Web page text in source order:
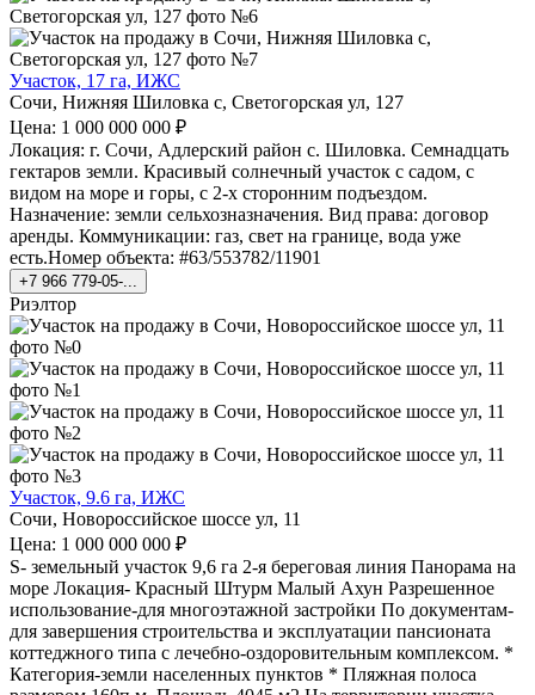
Участок, 17 га, ИЖС
Сочи, Нижняя Шиловка с, Светогорская ул, 127
Цена: 1 000 000 000 ₽
Локация: г. Сочи, Адлерский район с. Шиловка. Семнадцать
гектаров земли. Красивый солнечный участок с садом, с
видом на море и горы, с 2-х сторонним подъездом.
Назначение: земли сельхозназначения. Вид права: договор
аренды. Коммуникации: газ, свет на границе, вода уже
есть.Номер объекта: #63/553782/11901
+7 966 779-05-...
Риэлтор
Участок, 9.6 га, ИЖС
Сочи, Новороссийское шоссе ул, 11
Цена: 1 000 000 000 ₽
S- земельный участок 9,6 га 2-я береговая линия Панорама на
море Локация- Красный Штурм Малый Ахун Разрешенное
использование-для многоэтажной застройки По документам-
для завершения строительства и эксплуатации пансионата
коттеджного типа с лечебно-оздоровительным комплексом. *
Категория-земли населенных пунктов * Пляжная полоса